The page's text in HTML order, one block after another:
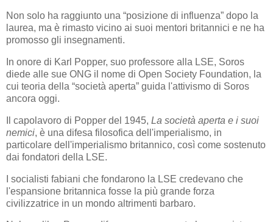
Non solo ha raggiunto una “posizione di influenza” dopo la
laurea, ma è rimasto vicino ai suoi mentori britannici e ne ha
promosso gli insegnamenti.
In onore di Karl Popper, suo professore alla LSE, Soros
diede alle sue ONG il nome di Open Society Foundation, la
cui teoria della “società aperta” guida l'attivismo di Soros
ancora oggi.
Il capolavoro di Popper del 1945, La società aperta e i suoi
nemici, è una difesa filosofica dell'imperialismo, in
particolare dell'imperialismo britannico, così come sostenuto
dai fondatori della LSE.
I socialisti fabiani che fondarono la LSE credevano che
l'espansione britannica fosse la più grande forza
civilizzatrice in un mondo altrimenti barbaro.